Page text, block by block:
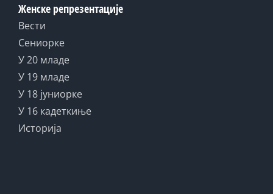
Женске репрезентације
Вести
Сениорке
У 20 младе
У 19 младе
У 18 јуниорке
У 16 кадеткиње
Историја